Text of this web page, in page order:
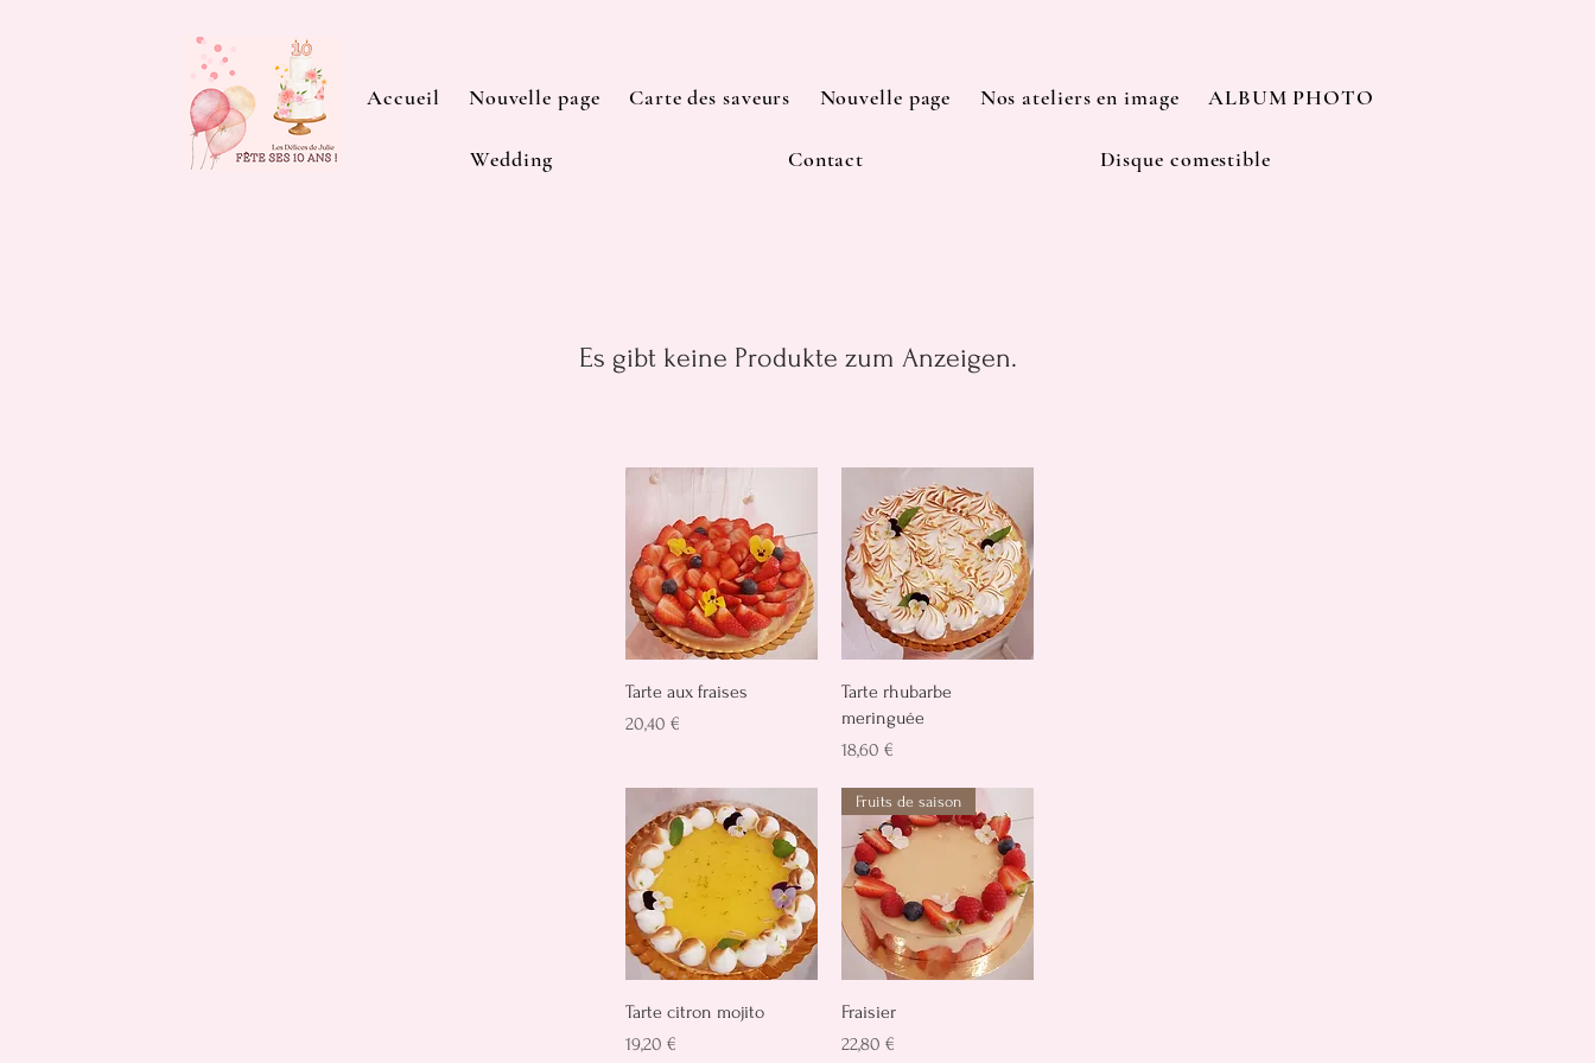
Accueil Nouvelle page Carte des saveurs Nouvelle page Nos ateliers en image ALBUM PHOTO
Wedding Contact Disque comestible
Es gibt keine Produkte zum Anzeigen.
Schnellansicht
Tarte aux fraises
Preis
20,40 €
Schnellansicht
Tarte rhubarbe
meringuée
Preis
18,60 €
Schnellansicht
Tarte citron mojito
Preis
19,20 €
Schnellansicht
Fruits de saison
Fraisier
Preis
22,80 €